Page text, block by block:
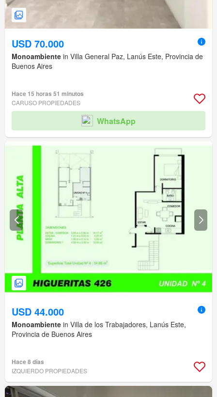
USD 70.000
Monoambiente in Villa General Paz, Lanús Este, Provincia de
Buenos Aires
Hace 15 horas 51 minutos
CARUSO PROPIEDADES
WhatsApp
USD 44.000
Monoambiente in Villa de los Trabajadores, Lanús Este,
Provincia de Buenos Aires
Hace 8 días
IZQUIERDO PROPIEDADES